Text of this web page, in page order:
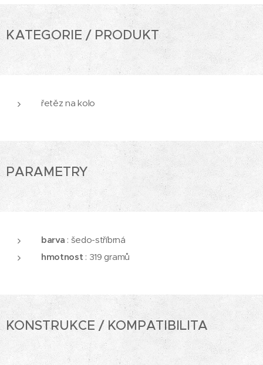
KATEGORIE / PRODUKT
řetěz na kolo
PARAMETRY
barva : šedo-stříbrná
hmotnost : 319 gramů
KONSTRUKCE / KOMPATIBILITA